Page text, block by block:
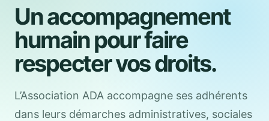
Un accompagnement
humain pour faire
respecter vos droits.
L’Association ADA accompagne ses adhérents
dans leurs démarches administratives, sociales